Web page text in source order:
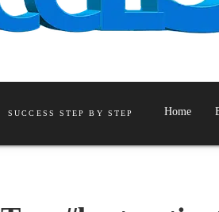
SUCCESS STEP BY STEP Home